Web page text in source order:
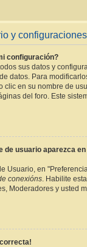
y configuraciones
configuración?
sus datos y
datos. Para
clic en su nombre de
del foro. Este
de usuario aparezca
Usuario, en
conexións. Habilite
Moderadores y usted